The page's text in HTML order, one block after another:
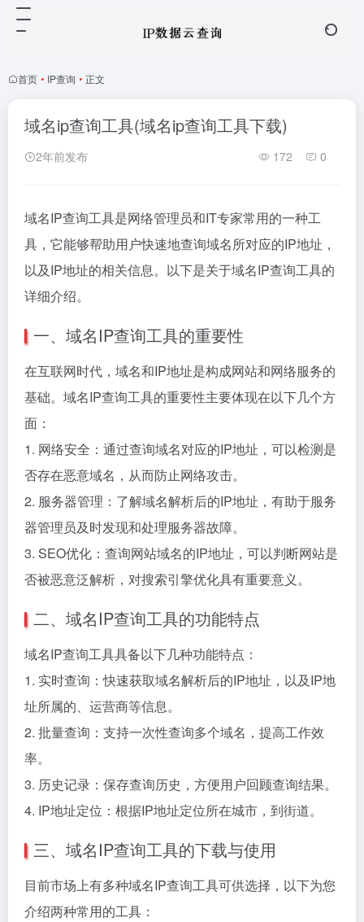
首页 • IP查询 • 正文
域名ip查询工具(域名ip查询工具下载)
2年前发布 172 0
域名IP查询工具是网络管理员和IT专家常用的一种工
具，它能够帮助用户快速地查询域名所对应的IP地址，
以及IP地址的相关信息。以下是关于域名IP查询工具的
详细介绍。
一、域名IP查询工具的重要性
在互联网时代，域名和IP地址是构成网站和网络服务的
基础。域名IP查询工具的重要性主要体现在以下几个方
面：
1. 网络安全：通过查询域名对应的IP地址，可以检测是
否存在恶意域名，从而防止网络攻击。
2. 服务器管理：了解域名解析后的IP地址，有助于服务
器管理员及时发现和处理服务器故障。
3. SEO优化：查询网站域名的IP地址，可以判断网站是
否被恶意泛解析，对搜索引擎优化具有重要意义。
二、域名IP查询工具的功能特点
域名IP查询工具具备以下几种功能特点：
1. 实时查询：快速获取域名解析后的IP地址，以及IP地
址所属的、运营商等信息。
2. 批量查询：支持一次性查询多个域名，提高工作效
率。
3. 历史记录：保存查询历史，方便用户回顾查询结果。
4. IP地址定位：根据IP地址定位所在城市，到街道。
三、域名IP查询工具的下载与使用
目前市场上有多种域名IP查询工具可供选择，以下为您
介绍两种常用的工具：